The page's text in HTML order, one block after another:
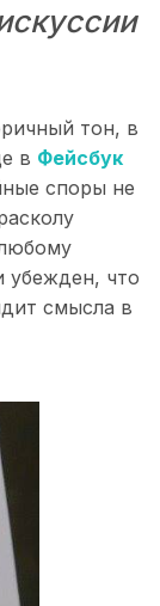
тон, в
в Фейсбук
споры не
убежден, что
смысла в